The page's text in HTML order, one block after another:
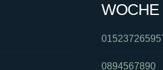
WOCHE
0894567890